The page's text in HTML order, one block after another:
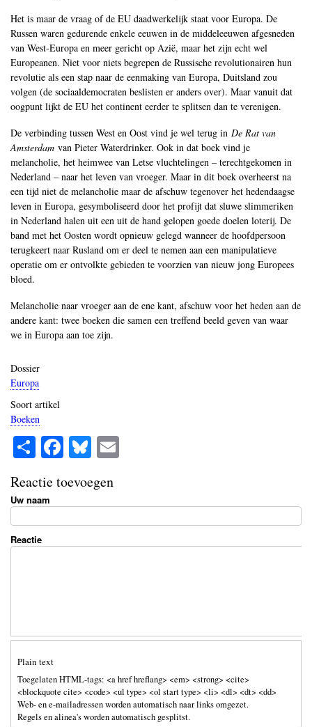
Het is maar de vraag of de EU daadwerkelijk staat voor Europa. De
Russen waren gedurende enkele eeuwen in de middeleeuwen afgesneden
van West-Europa en meer gericht op Azië, maar het zijn echt wel
Europeanen. Niet voor niets begrepen de Russische revolutionairen hun
revolutie als een stap naar de eenmaking van Europa, Duitsland zou
volgen (de sociaaldemocraten beslisten er anders over). Maar vanuit dat
oogpunt lijkt de EU het continent eerder te splitsen dan te verenigen.
De verbinding tussen West en Oost vind je wel terug in De Rat van
Amsterdam van Pieter Waterdrinker. Ook in dat boek vind je
melancholie, het heimwee van Letse vluchtelingen – terechtgekomen in
Nederland – naar het leven van vroeger. Maar in dit boek overheerst na
een tijd niet de melancholie maar de afschuw tegenover het hedendaagse
leven in Europa, gesymboliseerd door het profijt dat sluwe slimmeriken
in Nederland halen uit een uit de hand gelopen goede doelen loterij. De
band met het Oosten wordt opnieuw gelegd wanneer de hoofdpersoon
terugkeert naar Rusland om er deel te nemen aan een manipulatieve
operatie om er ontvolkte gebieden te voorzien van nieuw jong Europees
bloed.
Melancholie naar vroeger aan de ene kant, afschuw voor het heden aan de
andere kant: twee boeken die samen een treffend beeld geven van waar
we in Europa aan toe zijn.
Dossier
Europa
Soort artikel
Boeken
S
ha
re
Fa
ce
bo
ok
Bl
ue
sk
y
Reactie toevoegen
Uw naam
Reactie
Plain text
Toegelaten HTML-tags: <a href hreflang> <em> <strong> <cite>
<blockquote cite> <code> <ul type> <ol start type> <li> <dl> <dt> <dd>
Web- en e-mailadressen worden automatisch naar links omgezet.
Regels en alinea's worden automatisch gesplitst.